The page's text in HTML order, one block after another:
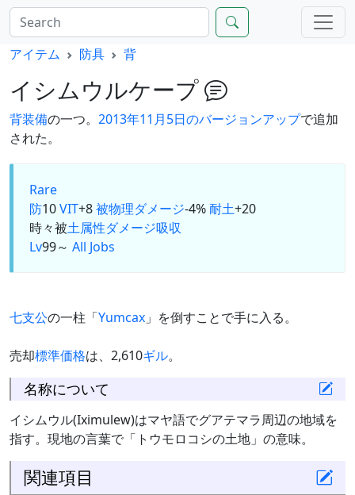
アイテム 防具 背
イシムウルケープ
背装備の一つ。 2013年11月5日のバージョンアップで追加
された。
Rare
防10VIT+8被物理ダメージ-4%耐土+20
時々被土属性ダメージ吸収
Lv99～ All Jobs
七支公の一柱「Yumcax 」を倒すことで手に入る。
売却標準価格は、2,610ギル。
名称について
イシムウル(Iximulew)はマヤ語でグアテマラ周辺の地域を
指す。現地の言葉で「トウモロコシの土地」の意味。
関連項目